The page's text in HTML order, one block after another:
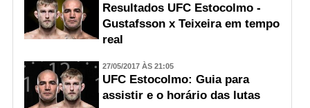
Resultados UFC Estocolmo -
Gustafsson x Teixeira em tempo
real
27/05/2017 ÀS 21:05
UFC Estocolmo: Guia para
assistir e o horário das lutas